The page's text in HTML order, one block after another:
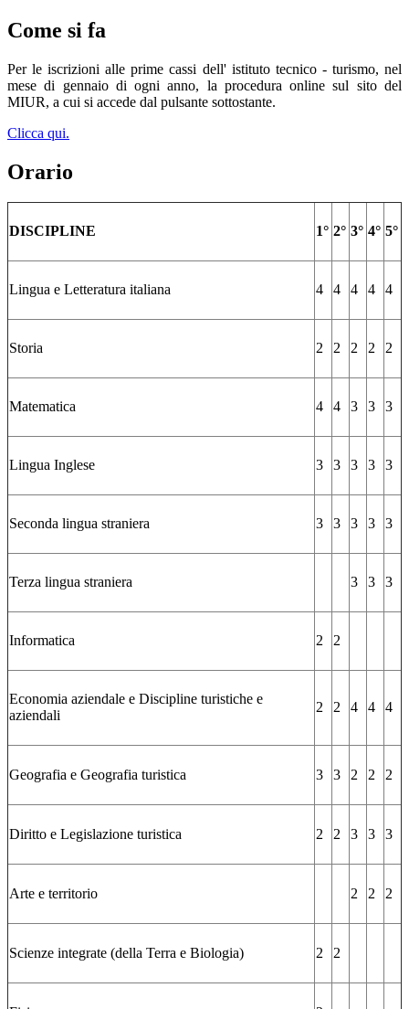
Come si fa
Per le iscrizioni alle prime cassi dell' istituto tecnico - turismo, nel
mese di gennaio di ogni anno, la procedura online sul sito del
MIUR, a cui si accede dal pulsante sottostante.
Clicca qui.
Orario
DISCIPLINE 1° 2° 3° 4° 5°
Lingua e Letteratura italiana 4 4 4 4 4
Storia 2 2 2 2 2
Matematica 4 4 3 3 3
Lingua Inglese 3 3 3 3 3
Seconda lingua straniera 3 3 3 3 3
Terza lingua straniera 3 3 3
Informatica 2 2
Economia aziendale e Discipline turistiche e
aziendali
2 2 4 4 4
Geografia e Geografia turistica 3 3 2 2 2
Diritto e Legislazione turistica 2 2 3 3 3
Arte e territorio 2 2 2
Scienze integrate (della Terra e Biologia) 2 2